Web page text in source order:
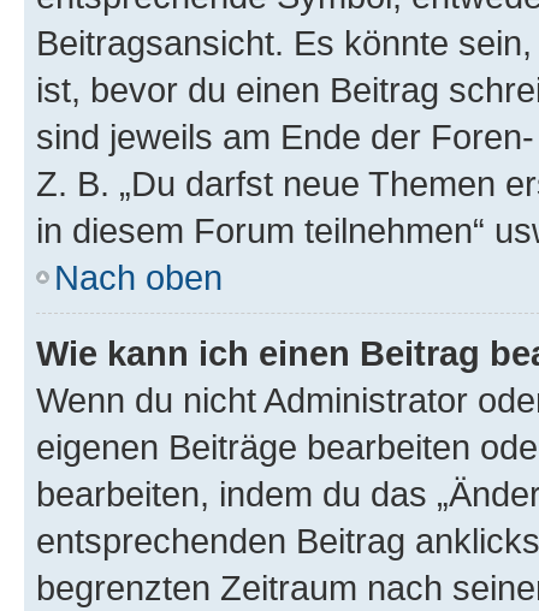
Beitragsansicht. Es könnte
ist, bevor du einen Beitrag
sind jeweils am Ende der
Z. B. „Du darfst neue Themen
in diesem Forum teilnehmen“
Nach oben
Wie kann ich einen Beitrag
Wenn du nicht Administrator
eigenen Beiträge bearbeiten
bearbeiten, indem du das
entsprechenden Beitrag
begrenzten Zeitraum nach